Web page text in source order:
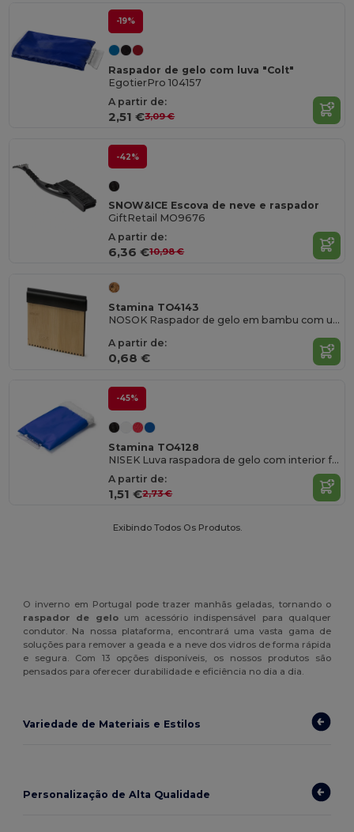
-19%
Raspador de gelo com luva "Colt"
EgotierPro 104157
A partir de:
2,51 €3,09 €
-42%
SNOW&ICE Escova de neve e raspador
GiftRetail MO9676
A partir de:
6,36 €10,98 €
Stamina TO4143
NOSOK Raspador de gelo em bambu com um lado dentado e outro liso
A partir de:
0,68 €
-45%
Stamina TO4128
NISEK Luva raspadora de gelo com interior forrado em poliéster 210T
A partir de:
1,51 €2,73 €
Exibindo Todos Os Produtos.
O inverno em Portugal pode trazer manhãs geladas, tornando o
raspador de geloum acessório indispensável para qualquer
condutor. Na nossa plataforma, encontrará uma vasta gama de
soluções para remover a geada e a neve dos vidros de forma rápida
e segura. Com 13 opções disponíveis, os nossos produtos são
pensados para oferecer durabilidade e eficiência no dia a dia.
Variedade de Materiais e Estilos
Personalização de Alta Qualidade